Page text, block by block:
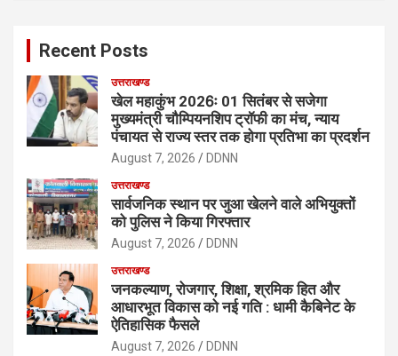
Recent Posts
उत्तराखण्ड
खेल महाकुंभ 2026ः 01 सितंबर से सजेगा
मुख्यमंत्री चौम्पियनशिप ट्रॉफी का मंच, न्याय
पंचायत से राज्य स्तर तक होगा प्रतिभा का प्रदर्शन
August 7, 2026 DDNN
उत्तराखण्ड
सार्वजनिक स्थान पर जुआ खेलने वाले अभियुक्तों
को पुलिस ने किया गिरफ्तार
August 7, 2026 DDNN
उत्तराखण्ड
जनकल्याण, रोजगार, शिक्षा, श्रमिक हित और
आधारभूत विकास को नई गति : धामी कैबिनेट के
ऐतिहासिक फैसले
August 7, 2026 DDNN